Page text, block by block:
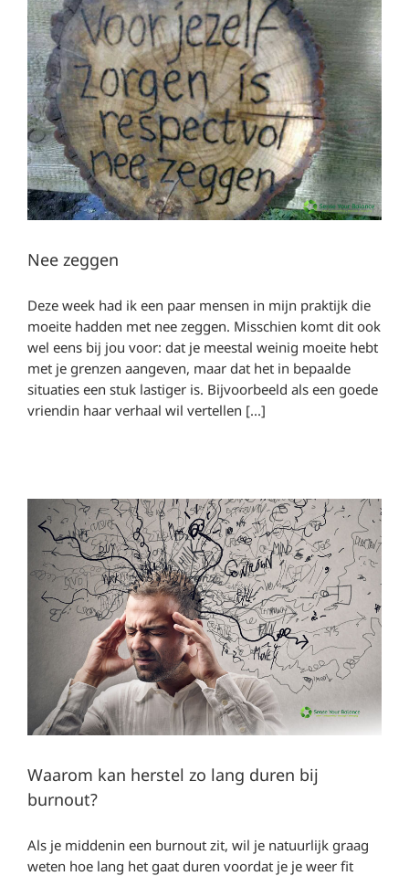
Nee zeggen
Deze week had ik een paar mensen in mijn praktijk die
moeite hadden met nee zeggen. Misschien komt dit ook
wel eens bij jou voor: dat je meestal weinig moeite hebt
met je grenzen aangeven, maar dat het in bepaalde
situaties een stuk lastiger is. Bijvoorbeeld als een goede
vriendin haar verhaal wil vertellen [...]
Waarom kan herstel zo lang duren bij
burnout?
Als je middenin een burnout zit, wil je natuurlijk graag
weten hoe lang het gaat duren voordat je je weer fit